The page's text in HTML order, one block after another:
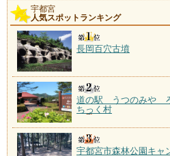
宇都宮
人気スポットランキング
長岡百穴古墳
道の駅 うつのみや
ちっく村
宇都宮市森林公園キャ